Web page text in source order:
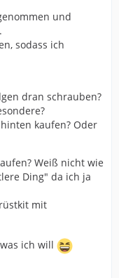
und
sodass ich
dran schrauben?
kaufen? Oder
Weiß nicht wie
Ding" da ich ja
mit
ich will